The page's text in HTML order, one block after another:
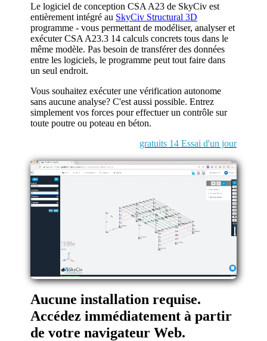
Le logiciel de conception CSA A23 de SkyCiv est
entièrement intégré au SkyCiv Structural 3D
programme - vous permettant de modéliser, analyser et
exécuter CSA A23.3 14 calculs concrets tous dans le
même modèle. Pas besoin de transférer des données
entre les logiciels, le programme peut tout faire dans
un seul endroit.
Vous souhaitez exécuter une vérification autonome
sans aucune analyse? C'est aussi possible. Entrez
simplement vos forces pour effectuer un contrôle sur
toute poutre ou poteau en béton.
gratuits 14 Essai d'un jour
Aucune installation requise.
Accédez immédiatement à partir
de votre navigateur Web.